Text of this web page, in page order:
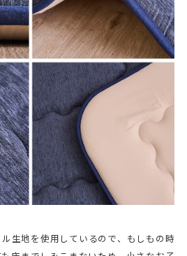
生地を使用しているので、もしもの時